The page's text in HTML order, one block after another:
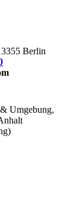
Berlin
Umgebung,